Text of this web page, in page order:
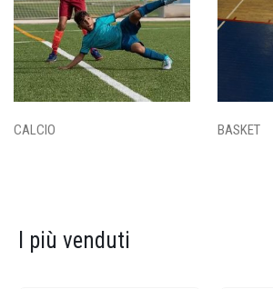
CALCIO BASKET
I più venduti